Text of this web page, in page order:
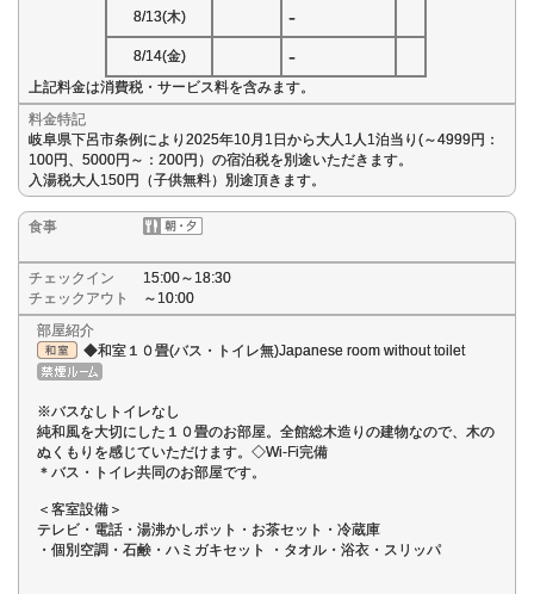
8/13(木) -
8/14(金) -
上記料金は消費税・サービス料を含みます。
料金特記
岐阜県下呂市条例により2025年10月1日から大人1人1泊当り(～4999円：
100円、5000円～：200円）の宿泊税を別途いただきます。
入湯税大人150円（子供無料）別途頂きます。
食事
チェックイン
15:00～18:30
チェックアウト
～10:00
部屋紹介
◆和室１０畳(バス・トイレ無)Japanese room without toilet
※バスなしトイレなし
純和風を大切にした１０畳のお部屋。全館総木造りの建物なので、木の
ぬくもりを感じていただけます。◇Wi-Fi完備
＊バス・トイレ共同のお部屋です。
＜客室設備＞
テレビ・電話・湯沸かしポット・お茶セット・冷蔵庫
・個別空調・石鹸・ハミガキセット ・タオル・浴衣・スリッパ